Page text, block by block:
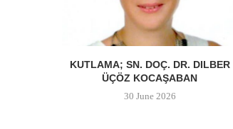
KUTLAMA; SN. DOÇ. DR. DILBER
ÜÇÖZ KOCAŞABAN
30 June 2026